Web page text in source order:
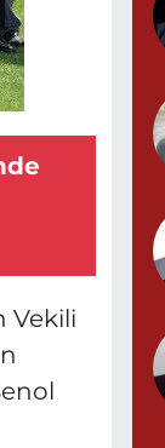
Vekili